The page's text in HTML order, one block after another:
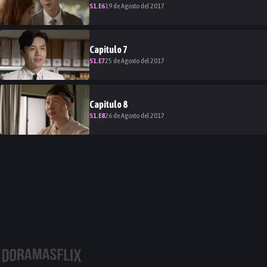
S1.E619 de Agosto del 2017
Capitulo7
S1.E725 de Agosto del 2017
Capitulo8
S1.E826 de Agosto del 2017